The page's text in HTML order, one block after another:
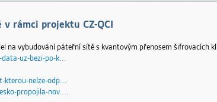
rámci projektu CZ-QCI
na vybudování páteřní sítě s kvantovým přenosem šifrovacích
uz-bezi-po-k...
nelze-odp...
propojila-nov....